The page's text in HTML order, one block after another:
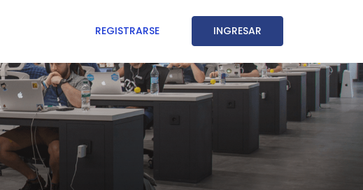
REGISTRARSE INGRESAR